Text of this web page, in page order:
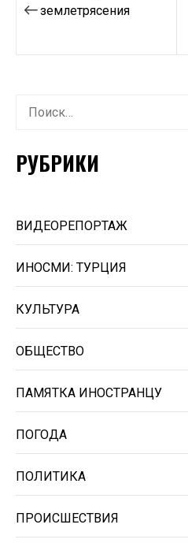
поземлетрясения
Найти:
РУБРИКИ
ВИДЕОРЕПОРТАЖ
ИНОСМИ: ТУРЦИЯ
КУЛЬТУРА
ОБЩЕСТВО
ПАМЯТКА ИНОСТРАНЦУ
ПОГОДА
ПОЛИТИКА
ПРОИСШЕСТВИЯ